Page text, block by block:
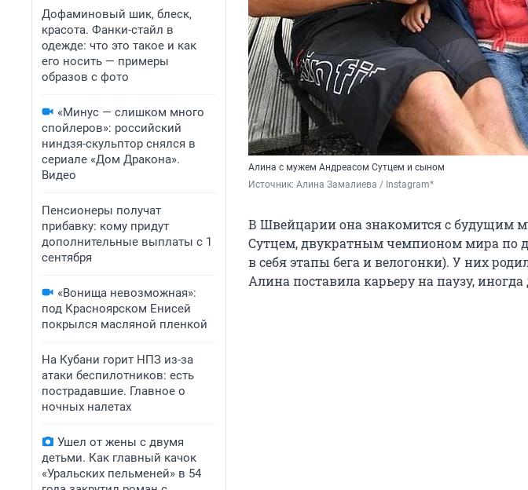
Дофаминовый шик, блеск,
красота. Фанки-стайл в
одежде: что это такое и как
его носить — примеры
образов с фото
«Минус — слишком много
спойлеров»: российский
ниндзя-скульптор снялся в
сериале «Дом Дракона».
Видео
Пенсионеры получат
прибавку: кому придут
дополнительные выплаты с 1
сентября
«Вонища невозможная»:
под Красноярском Енисей
покрылся масляной пленкой
На Кубани горит НПЗ из-за
атаки беспилотников: есть
пострадавшие. Главное о
ночных налетах
Ушел от жены с двумя
детьми. Как главный качок
«Уральских пельменей» в 54
Алина с мужем Андреасом Сутцем и сыном
Источник: Алина Замалиева / Instagram*
В Швейцарии она знакомится с будущим
Сутцем, двукратным чемпионом мира по
в себя этапы бега и велогонки). У них
Алина поставила карьеру на паузу,